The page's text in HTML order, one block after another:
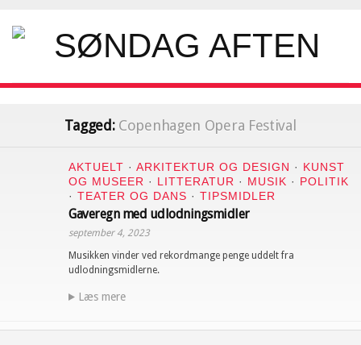
Tagged: Copenhagen Opera Festival
AKTUELT · ARKITEKTUR OG DESIGN · KUNST
OG MUSEER · LITTERATUR · MUSIK · POLITIK
· TEATER OG DANS · TIPSMIDLER
Gaveregn med udlodningsmidler
september 4, 2023
Musikken vinder ved rekordmange penge uddelt fra
udlodningsmidlerne.
Læs mere